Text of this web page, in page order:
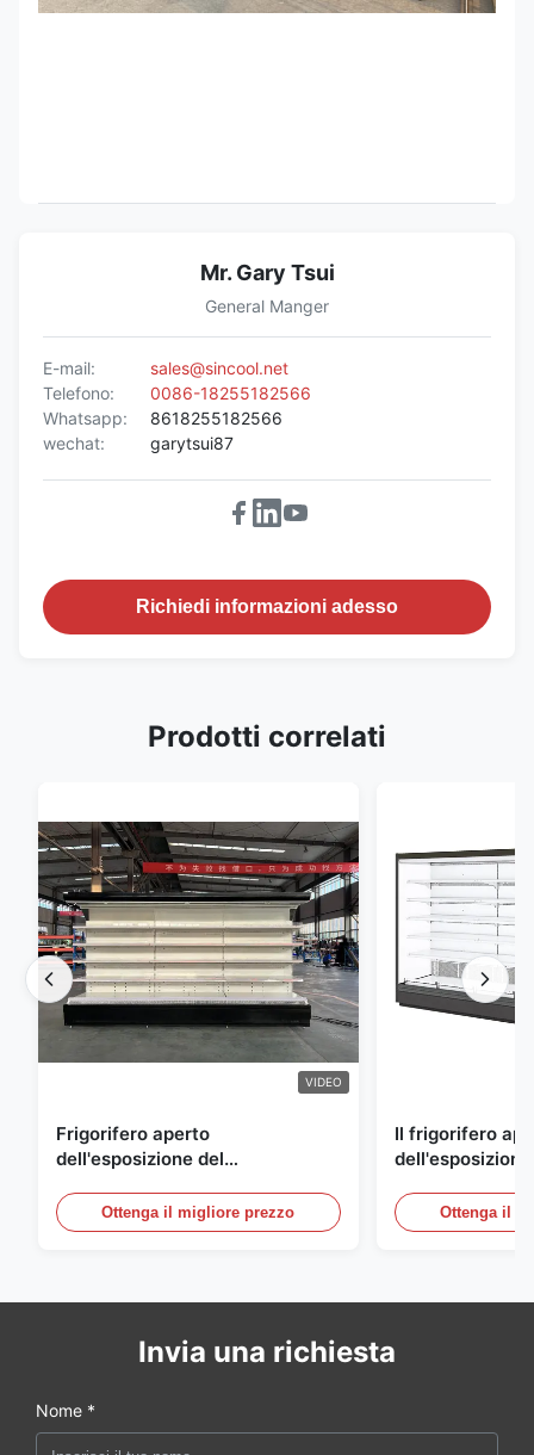
Mr. Gary Tsui
General Manger
E-mail:
sales@sincool.net
Telefono:
0086-18255182566
Whatsapp:
8618255182566
wechat:
garytsui87
Richiedi informazioni adesso
Prodotti correlati
VIDEO
Frigorifero aperto
dell'esposizione del
bevande con illuminazione del
LED
Ottenga il migliore prezzo
Il frigorifero
refrigerato i
esposizione
Ottenga il
Invia una richiesta
Nome *